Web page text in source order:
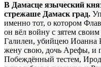
В Дамасце языческий
стрежаше Дамаск град.
именно тот, о котором
он вёл войну с зятем
Галилеи, убийцею Иоанна
жену свою, дочь Арефы, и
Побеждённый тестем,